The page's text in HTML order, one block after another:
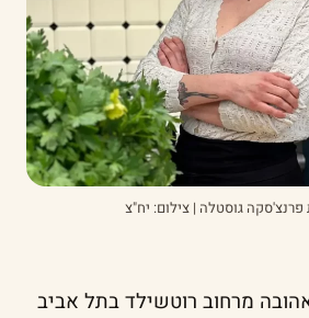
מרחוב רוטשילד בתל אביב